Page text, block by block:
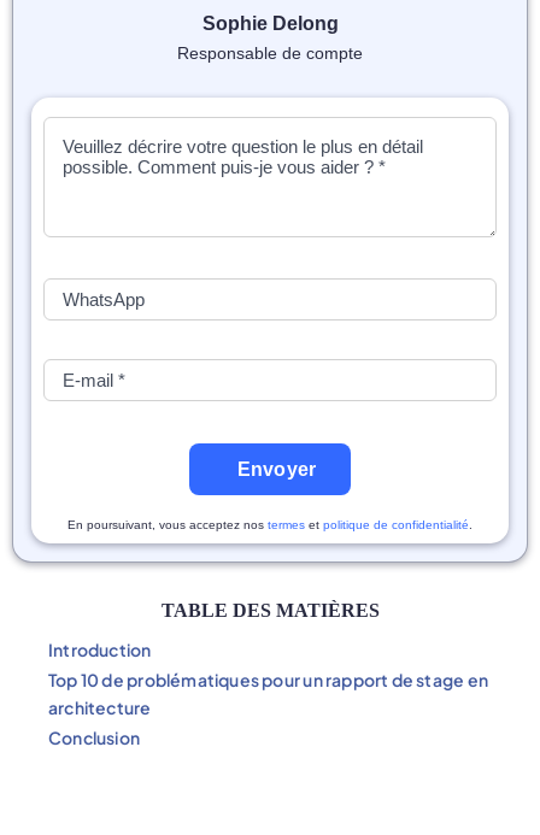
🎓
Sophie Delong
Responsable de compte
Envoyer
En poursuivant, vous acceptez nos termes et politique de confidentialité
TABLE DES MATIÈRES
Introduction
Top 10 de problématiques pour un rapport de stage en
architecture
Conclusion